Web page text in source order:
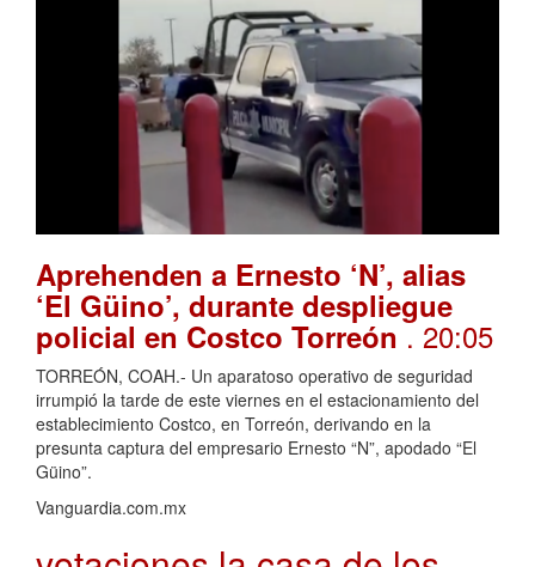
Aprehenden a Ernesto ‘N’, alias
‘El Güino’, durante despliegue
policial en Costco Torreón. 20:05
TORREÓN, COAH.- Un aparatoso operativo de seguridad
irrumpió la tarde de este viernes en el estacionamiento del
establecimiento Costco, en Torreón, derivando en la
presunta captura del empresario Ernesto “N”, apodado “El
Güino”.
Vanguardia.com.mx